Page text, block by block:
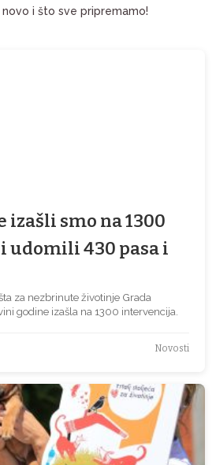
novo i što sve pripremamo!
izašli smo na 1300
udomili 430 pasa i
za nezbrinute životinje Grada
godine izašla na 1300 intervencija.
Novosti